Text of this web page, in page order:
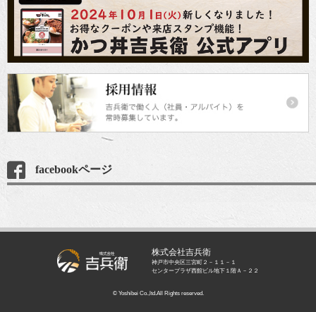
facebookページ
株式会社吉兵衛
神戸市中央区三宮町２－１１－１
センタープラザ西館ビル地下１階Ａ－２２
© Yoshibei Co.,ltd.All Rights reserved.